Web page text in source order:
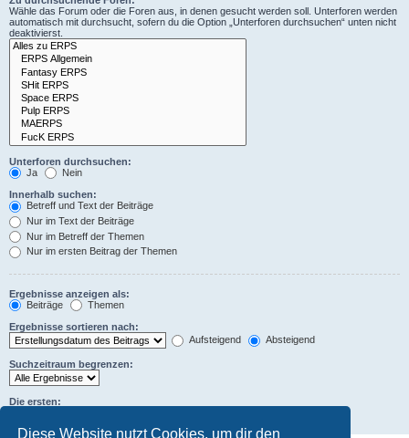
Diese Website nutzt Cookies, um dir den
Wähle das Forum oder die Foren aus, in denen gesucht werden soll. Unterforen werden
automatisch mit durchsucht, sofern du die Option „Unterforen durchsuchen“ unten nicht
deaktivierst.
Unterforen durchsuchen:
Ja
Nein
Innerhalb suchen:
Betreff und Text der Beiträge
Nur im Text der Beiträge
Nur im Betreff der Themen
Nur im ersten Beitrag der Themen
Ergebnisse anzeigen als:
Beiträge
Themen
Ergebnisse sortieren nach:
Aufsteigend
Absteigend
Suchzeitraum begrenzen:
Die ersten: